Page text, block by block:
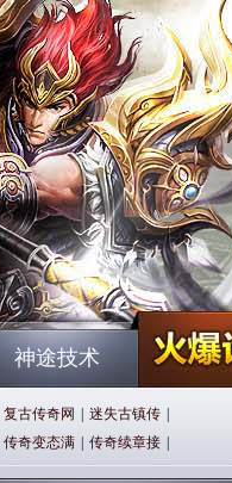
神途技术
复古传奇网 迷失古镇传
传奇变态满 传奇续章接